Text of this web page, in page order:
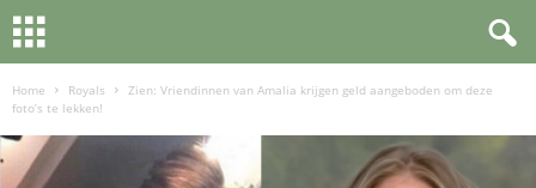
Home Royals
Zien: Vriendinnen van Amalia krijgen geld aangeboden om deze
foto’s te lekken!